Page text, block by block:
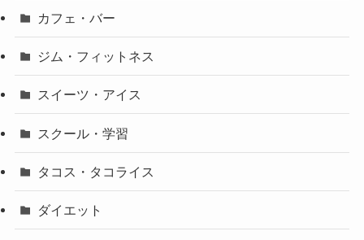
カフェ・バー
ジム・フィットネス
スイーツ・アイス
スクール・学習
タコス・タコライス
ダイエット